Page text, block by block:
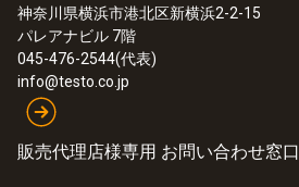
神奈川県横浜市港北区新横浜2-2-15
パレアナビル 7階
045-476-2544(代表)
info@testo.co.jp
販売代理店様専用 お問い合わせ窓口